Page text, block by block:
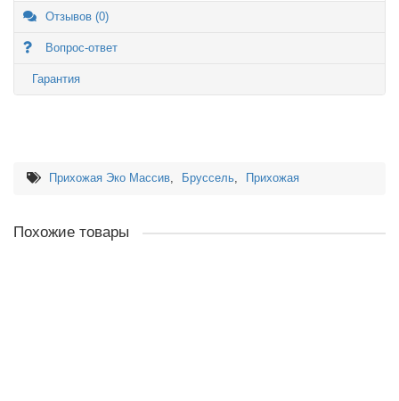
Отзывов (0)
Вопрос-ответ
Гарантия
Прихожая Эко Массив, Бруссель, Прихожая
Похожие товары